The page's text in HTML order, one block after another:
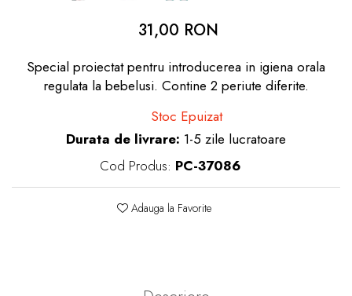
Produse îngrijire copii
Igiena copii
31,00 RON
Special proiectat pentru introducerea in igiena orala
regulata la bebelusi. Contine 2 periute diferite.
Stoc Epuizat
Durata de livrare: 1-5 zile lucratoare
Cod Produs: PC-37086
Adauga la Favorite